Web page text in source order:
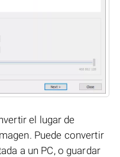
el lugar de
Puede convertir
a un PC, o guardar